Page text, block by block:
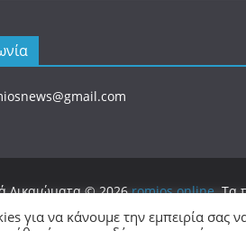
Δικαιώματα © 2026romios.online. Τα
από ThemeGrill. Κατασκευασμένο
για να κάνουμε την εμπειρία σας